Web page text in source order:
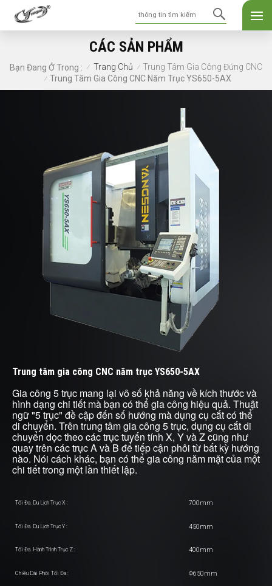
CÁC SẢN PHẨM
Bạn Đang Ở Trong : / Trang Chủ / Trung Tâm Gia Công Đứng CNC
/ Trung Tâm Gia Công CNC Năm Trục YS650-5AX
Trung tâm gia công CNC năm trục YS650-5AX
Gia công 5 trục mang lại vô số khả năng về kích thước và
hình dạng chi tiết mà bạn có thể gia công hiệu quả. Thuật
ngữ "5 trục" đề cập đến số hướng mà dụng cụ cắt có thể
di chuyển. Trên trung tâm gia công 5 trục, dụng cụ cắt di
chuyển dọc theo các trục tuyến tính X, Y và Z cũng như
quay trên các trục A và B để tiếp cận phôi từ bất kỳ hướng
nào. Nói cách khác, bạn có thể gia công năm mặt của một
chi tiết trong một lần thiết lập.
Tối Đa. Du Lịch Trục X : 700mm
Tối Đa. Du Lịch Trục Y : 450mm
Tối Đa. Hành Trình Trục Z : 400mm
Chiều Dài Phôi Tối Đa : Φ650mm